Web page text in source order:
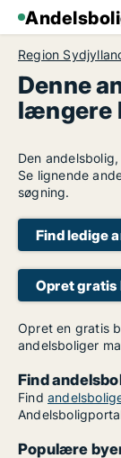
Region
Denne
længere
Den
Se lignende
søgning.
Find ledige
Opret gratis
Opret en gratis
andelsboliger
Find
Find
Populære